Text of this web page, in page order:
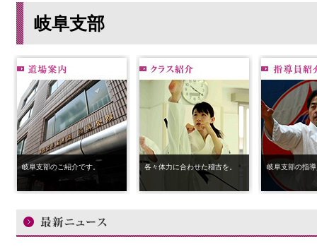
岐阜支部
岐阜支部のご紹介です。 各々体力に合わせた稽古を。 岐阜支部の指